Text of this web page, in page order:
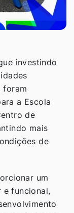
investindo
foram
a Escola
de
mais
de
um
e funcional,